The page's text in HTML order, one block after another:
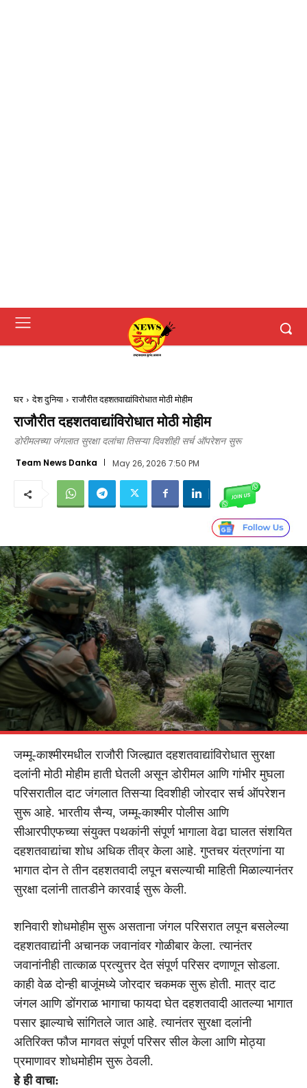
घर देश दुनिया राजौरीत दहशतवाद्यांविरोधात मोठी मोहीम
राजौरीत दहशतवाद्यांविरोधात मोठी मोहीम
डोरीमलच्या जंगलात सुरक्षा दलांचा तिसऱ्या दिवशीही सर्च ऑपरेशन सुरू
Team News Danka May 26, 2026 7:50 PM
जम्मू-काश्मीरमधील राजौरी जिल्ह्यात दहशतवाद्यांविरोधात सुरक्षा
दलांनी मोठी मोहीम हाती घेतली असून डोरीमल आणि गांभीर मुघला
परिसरातील दाट जंगलात तिसऱ्या दिवशीही जोरदार सर्च ऑपरेशन
सुरू आहे. भारतीय सैन्य, जम्मू-काश्मीर पोलीस आणि
सीआरपीएफच्या संयुक्त पथकांनी संपूर्ण भागाला वेढा घालत संशयित
दहशतवाद्यांचा शोध अधिक तीव्र केला आहे. गुप्तचर यंत्रणांना या
भागात दोन ते तीन दहशतवादी लपून बसल्याची माहिती मिळाल्यानंतर
सुरक्षा दलांनी तातडीने कारवाई सुरू केली.
शनिवारी शोधमोहीम सुरू असताना जंगल परिसरात लपून बसलेल्या
दहशतवाद्यांनी अचानक जवानांवर गोळीबार केला. त्यानंतर
जवानांनीही तात्काळ प्रत्युत्तर देत संपूर्ण परिसर दणाणून सोडला.
काही वेळ दोन्ही बाजूंमध्ये जोरदार चकमक सुरू होती. मात्र दाट
जंगल आणि डोंगराळ भागाचा फायदा घेत दहशतवादी आतल्या भागात
पसार झाल्याचे सांगितले जात आहे. त्यानंतर सुरक्षा दलांनी
अतिरिक्त फौज मागवत संपूर्ण परिसर सील केला आणि मोठ्या
प्रमाणावर शोधमोहीम सुरू ठेवली.
हे ही वाचा: